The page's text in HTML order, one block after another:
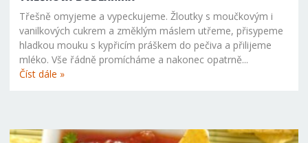
Třešně omyjeme a vypeckujeme. Žloutky s moučkovým i
vanilkových cukrem a změklým máslem utřeme, přisypeme
hladkou mouku s kypřicím práškem do pečiva a přilijeme
mléko. Vše řádně promícháme a nakonec opatrně...
Číst dále »